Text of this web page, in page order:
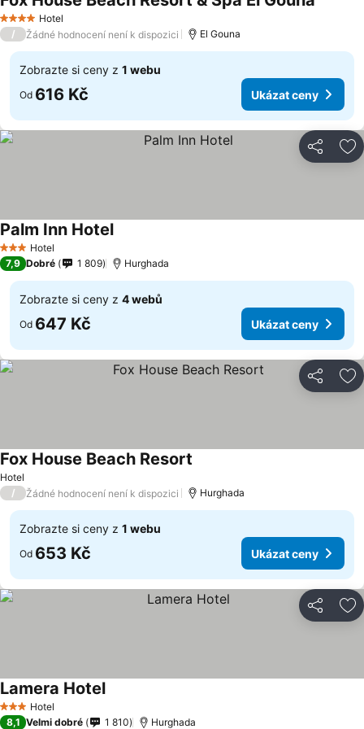
4 Počet hvězdiček
Hotel
/ Žádné hodnocení není k dispozici El Gouna
Zobrazte si ceny z 1 webu
Od 616 Kč Ukázat ceny
Sdílet
3 Počet hvězdiček
Hotel
Palm Inn Hotel
7,9 Dobré 1 809 Hurghada
Zobrazte si ceny z 4 webů
Od 647 Kč Ukázat ceny
Sdílet
Hotel
Fox House Beach Resort
/ Žádné hodnocení není k dispozici Hurghada
Zobrazte si ceny z 1 webu
Od 653 Kč Ukázat ceny
Sdílet
3 Počet hvězdiček
Hotel
Lamera Hotel
8,1 Velmi dobré 1 810 Hurghada